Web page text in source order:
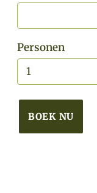
Personen
BOEK NU